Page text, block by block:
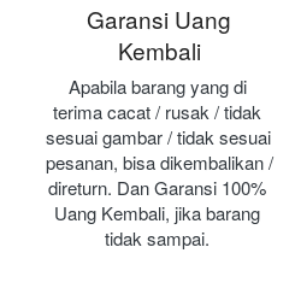
Garansi Uang
Kembali
Apabila barang yang di
terima cacat / rusak / tidak
sesuai gambar / tidak sesuai
pesanan, bisa dikembalikan /
direturn. Dan Garansi 100%
Uang Kembali, jika barang
tidak sampai.